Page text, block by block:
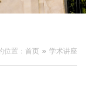
位置： 首页 学术讲座